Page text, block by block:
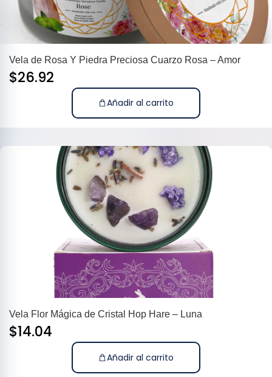
Vela de Rosa Y Piedra Preciosa Cuarzo Rosa – Amor
$26.92
Añadir al carrito
Vela Flor Mágica de Cristal Hop Hare – Luna
$14.04
Añadir al carrito